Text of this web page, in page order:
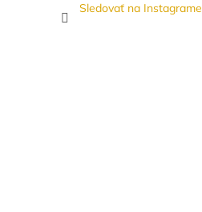
Sledovať na Instagrame